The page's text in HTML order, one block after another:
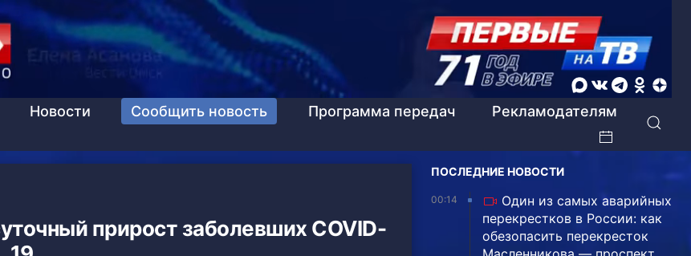
Новости Сообщить новость Программа передач
Рекламодателям
прирост заболевших COVID-
ПОСЛЕДНИЕ НОВОСТИ
00:14
Один из самых аварийных
перекрестков в России: как
обезопасить перекресток